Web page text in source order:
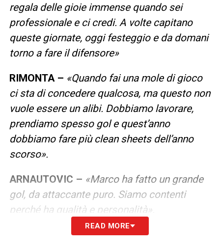
regala delle gioie immense quando sei
professionale e ci credi. A volte capitano
queste giornate, oggi festeggio e da domani
torno a fare il difensore»
RIMONTA – «Quando fai una mole di gioco
ci sta di concedere qualcosa, ma questo non
vuole essere un alibi. Dobbiamo lavorare,
prendiamo spesso gol e quest’anno
dobbiamo fare più clean sheets dell’anno
scorso».
ARNAUTOVIC – «Marco ha fatto un grande
gol, da attaccante puro. Siamo contenti
perché ha qualità e personalità».
READ MORE